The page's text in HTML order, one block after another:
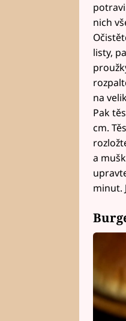
nich
listy,
na
Pak
cm.
a
minut.